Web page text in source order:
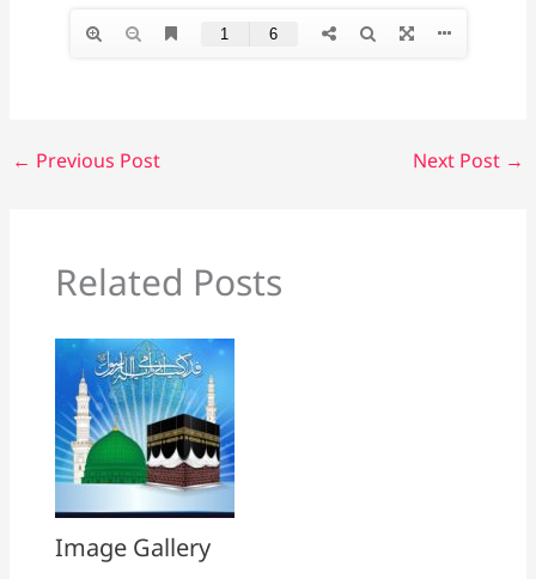
← Previous Post Next Post →
Related Posts
Image Gallery